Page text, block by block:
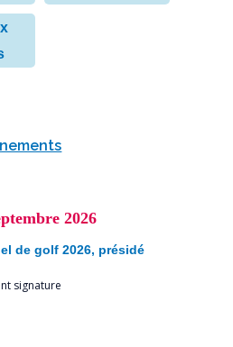
2026
de golf 2026, présidé
signature